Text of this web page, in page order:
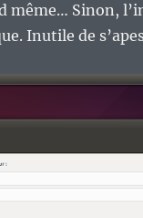
même… Sinon,
Inutile de